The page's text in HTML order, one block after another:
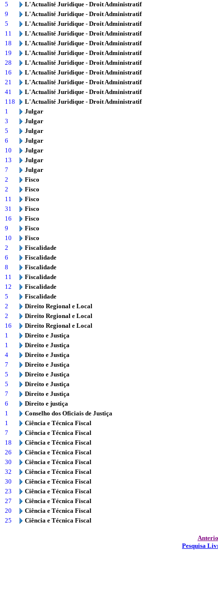
5
L'Actualité Juridique - Droit Administratif
9
L'Actualité Juridique - Droit Administratif
5
L'Actualité Juridique - Droit Administratif
11
L'Actualité Juridique - Droit Administratif
18
L'Actualité Juridique - Droit Administratif
19
L'Actualité Juridique - Droit Administratif
28
L'Actualité Juridique - Droit Administratif
16
L'Actualité Juridique - Droit Administratif
21
L'Actualité Juridique - Droit Administratif
41
L'Actualité Juridique - Droit Administratif
118
L'Actualité Juridique - Droit Administratif
1
Julgar
3
Julgar
5
Julgar
6
Julgar
10
Julgar
13
Julgar
7
Julgar
2
Fisco
2
Fisco
11
Fisco
31
Fisco
16
Fisco
9
Fisco
10
Fisco
2
Fiscalidade
6
Fiscalidade
8
Fiscalidade
11
Fiscalidade
12
Fiscalidade
5
Fiscalidade
2
Direito Regional e Local
2
Direito Regional e Local
16
Direito Regional e Local
1
Direito e Justiça
1
Direito e Justiça
4
Direito e Justiça
7
Direito e Justiça
5
Direito e Justiça
5
Direito e Justiça
7
Direito e Justiça
6
Direito e justiça
1
Conselho dos Oficiais de Justiça
1
Ciência e Técnica Fiscal
7
Ciência e Técnica Fiscal
18
Ciência e Técnica Fiscal
26
Ciência e Técnica Fiscal
30
Ciência e Técnica Fiscal
32
Ciência e Técnica Fiscal
30
Ciência e Técnica Fiscal
23
Ciência e Técnica Fiscal
27
Ciência e Técnica Fiscal
20
Ciência e Técnica Fiscal
25
Ciência e Técnica Fiscal
Pesquisa